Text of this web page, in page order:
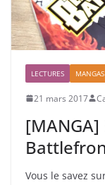
LECTURES MANGAS
21 mars 2017
Vous le savez